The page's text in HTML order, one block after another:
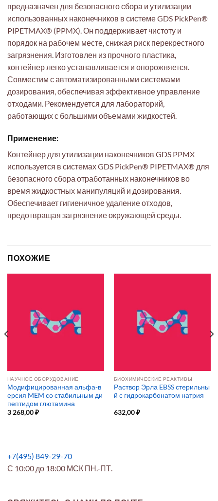
предназначен для безопасного сбора и утилизации
использованных наконечников в системе GDS PickPen®
PIPETMAX® (PPMX). Он поддерживает чистоту и
порядок на рабочем месте, снижая риск перекрестного
загрязнения. Изготовлен из прочного пластика,
контейнер легко устанавливается и опорожняется.
Совместим с автоматизированными системами
дозирования, обеспечивая эффективное управление
отходами. Рекомендуется для лабораторий,
работающих с большими объемами жидкостей.
Применение:
Контейнер для утилизации наконечников GDS PPMX
используется в системах GDS PickPen® PIPETMAX® для
безопасного сбора отработанных наконечников во
время жидкостных манипуляций и дозирования.
Обеспечивает гигиеничное удаление отходов,
предотвращая загрязнение окружающей среды.
ПОХОЖИЕ
НАУЧНОЕ ОБОРУДОВАНИЕ
Модифицированная альфа-в
ерсия MEM со стабильным ди
пептидом глютамина
3 268,00₽
БИОХИМИЧЕСКИЕ РЕАКТИВЫ
Раствор Эрла EBSS стерильны
й с гидрокарбонатом натрия
632,00₽
+7(495) 849-29-70
С 10:00 до 18:00 МСК ПН.-ПТ.